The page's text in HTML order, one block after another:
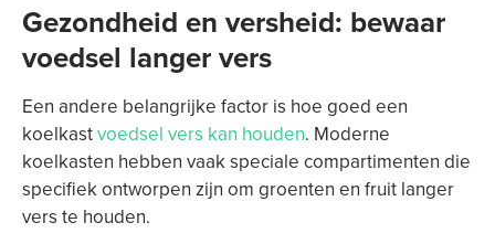
Gezondheid en versheid: bewaar
voedsel langer vers
Een andere belangrijke factor is hoe goed een
koelkastvoedsel vers kan houden. Moderne
koelkasten hebben vaak speciale compartimenten die
specifiek ontworpen zijn om groenten en fruit langer
vers te houden.